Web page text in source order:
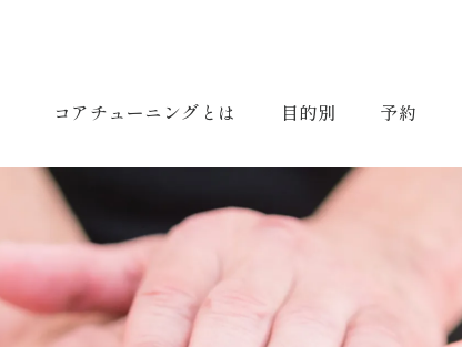
コアチューニングとは 目的別 予約
AIM /
目的別コアチューニング
・美容健康